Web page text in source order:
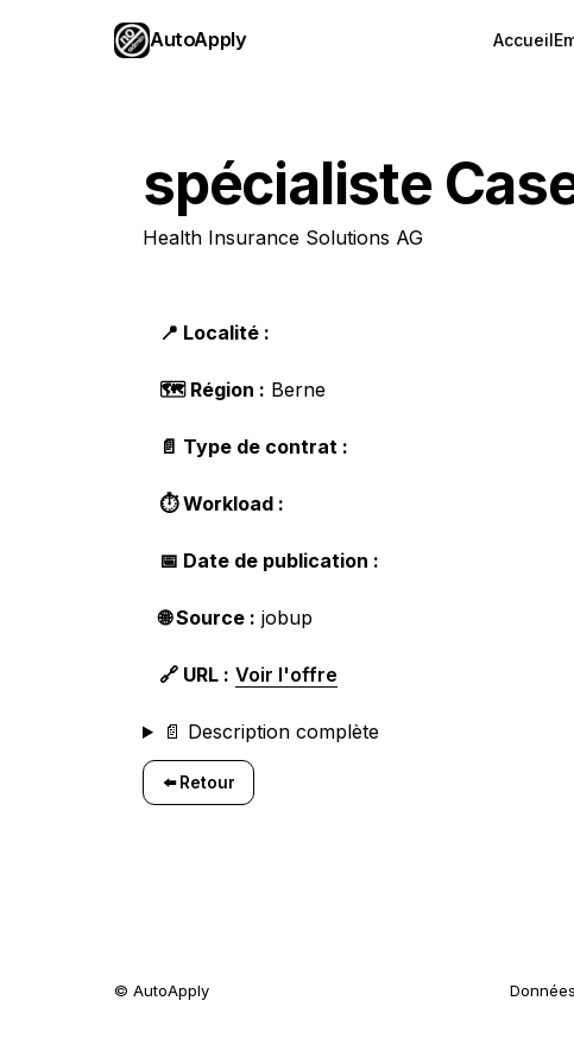
AutoApply Accueil
spécialiste
Health Insurance Solutions AG
📍 Localité :
🗺️ Région : Berne
📄 Type de contrat :
⏱️ Workload :
📅 Date de publication :
🌐 Source : jobup
🔗 URL : Voir l'offre
📄 Description complète
⬅️ Retour
© AutoApply